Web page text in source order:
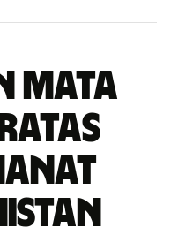
mata